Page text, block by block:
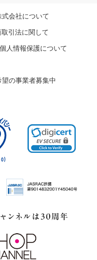
会社について
引法に関して
個人情報保護について
の事業者募集中